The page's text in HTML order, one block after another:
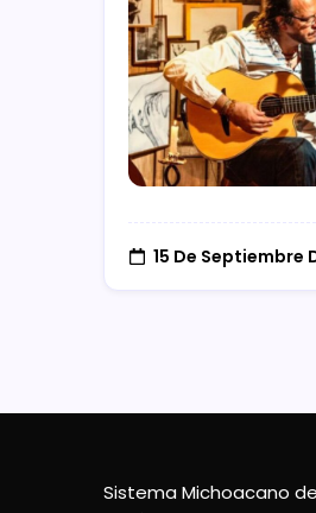
15 De Septiembre
Sistema Michoacano